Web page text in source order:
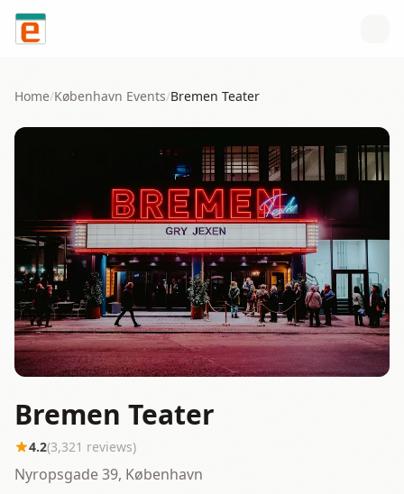
Skip to content
Home/København Events/Bremen Teater
Bremen Teater
4.2(3,321 reviews)
Nyropsgade 39, København